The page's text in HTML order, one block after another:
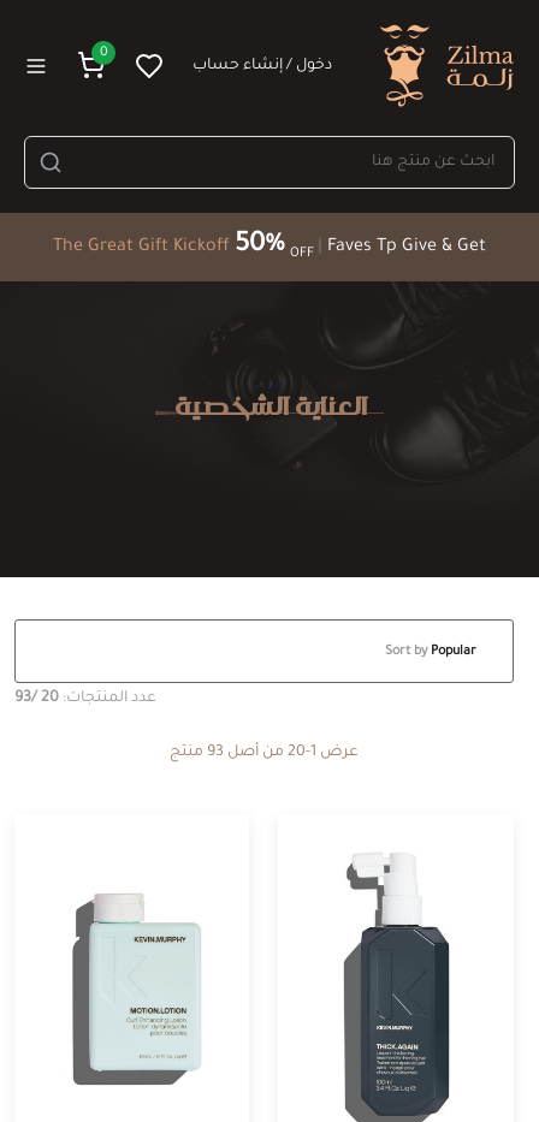
The Great Gift Kickoff 50% OFF Faves Tp Give & Get
دخول / إنشاء حساب
0
العناية الشخصية
Sort by
عدد المنتجات: 20
/93
عرض 1-20 من أصل 93 منتج